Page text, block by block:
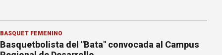
BÁSQUET FEMENINO
Basquetbolista del "Bata" convocada al Campus